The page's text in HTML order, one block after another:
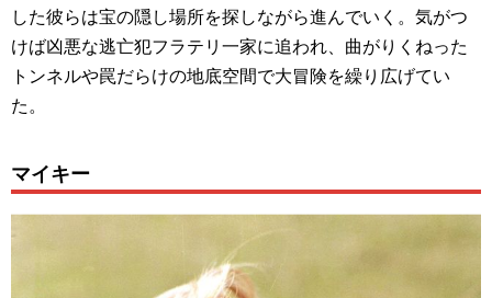
した彼らは宝の隠し場所を探しながら進んでいく。気がつ
けば凶悪な逃亡犯フラテリ一家に追われ、曲がりくねった
トンネルや罠だらけの地底空間で大冒険を繰り広げてい
た。
マイキー